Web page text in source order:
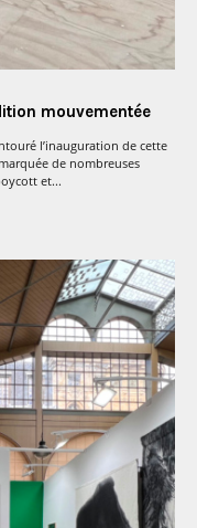
mouvementée
l’inauguration de cette
de nombreuses
et...